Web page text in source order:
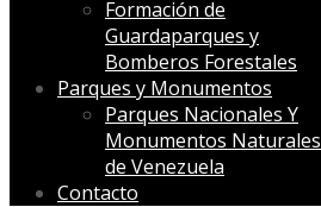
Formación de
Guardaparques y
Bomberos Forestales
Parques y Monumentos
Parques Nacionales Y
Monumentos Naturales
de Venezuela
Contacto